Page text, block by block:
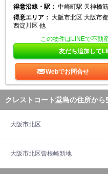
得意沿線・駅： 中崎町駅 天神橋
得意エリア： 大阪市北区 大阪市
西淀川区 他
この物件はLINEで不動
友だち追加して
Webでお問合せ
クレストコート堂島の住所から
大阪市北区
大阪市北区曾根崎新地